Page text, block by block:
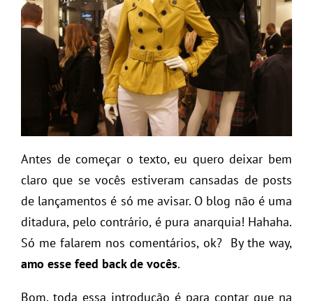
Antes de começar o texto, eu quero deixar bem
claro que se vocês estiveram cansadas de posts
de lançamentos é só me avisar. O blog não é uma
ditadura, pelo contrário, é pura anarquia! Hahaha.
Só me falarem nos comentários, ok? By the way,
amo esse feed back de vocês.
Bom, toda essa introdução é para contar que na